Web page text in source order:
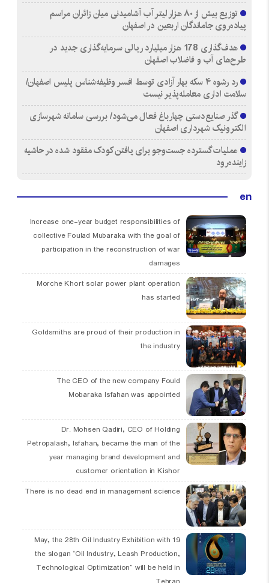
توزیع بیش از ۸۰ هزار لیتر آب آشامیدنی میان زائران مراسم
پیاده‌روی جاماندگان اربعین در اصفهان
هدف‌گذاری 178 هزار میلیارد ریالی سرمایه‌گذاری جدید در
طرح‌های آب و فاضلاب اصفهان
رد رشوه ۴ سکه بهار آزادی توسط افسر وظیفه‌شناس پلیس اصفهان/
سلامت اداری معامله‌پذیر نیست
گذر صنایع‌دستی چهارباغ فعال می‌شود/ بررسی سامانه شهرسازی
الکترونیک شهرداری اصفهان
عملیات گسترده جست‌وجو برای یافتن کودک مفقود شده در حاشیه
زاینده‌رود
en
Increase one-year budget responsibilities of
collective Foulad Mubaraka with the goal of
participation in the reconstruction of war
damages
Morche Khort solar power plant operation
has started
Goldsmiths are proud of their production in
the industry
The CEO of the new company Fould
Mobaraka Isfahan was appointed
Dr. Mohsen Qadiri, CEO of Holding
Petropalash, Isfahan, became the man of the
year managing brand development and
customer orientation in Kishor
There is no dead end in management science
19 May, the 28th Oil Industry Exhibition with
the slogan “Oil Industry, Leash Production,
Technological Optimization” will be held in